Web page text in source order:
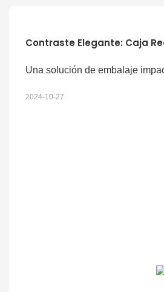
Contraste Elegante: Caja
Una solución de embalaje
2024-10-27